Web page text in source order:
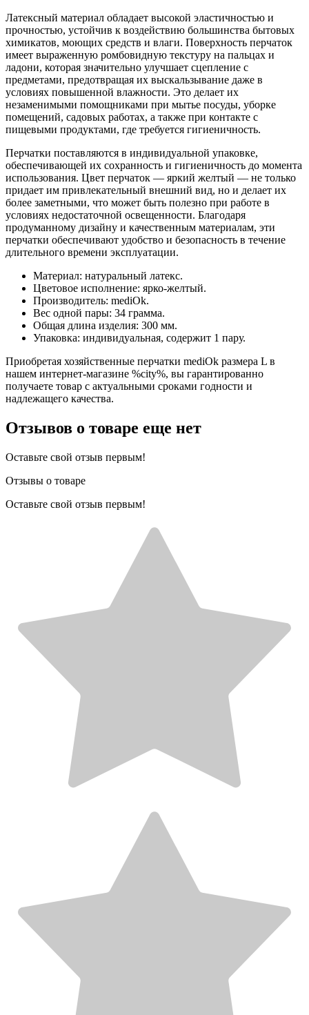
Латексный материал обладает высокой эластичностью и
прочностью, устойчив к воздействию большинства бытовых
химикатов, моющих средств и влаги. Поверхность перчаток
имеет выраженную ромбовидную текстуру на пальцах и
ладони, которая значительно улучшает сцепление с
предметами, предотвращая их выскальзывание даже в
условиях повышенной влажности. Это делает их
незаменимыми помощниками при мытье посуды, уборке
помещений, садовых работах, а также при контакте с
пищевыми продуктами, где требуется гигиеничность.
Перчатки поставляются в индивидуальной упаковке,
обеспечивающей их сохранность и гигиеничность до момента
использования. Цвет перчаток — яркий желтый — не только
придает им привлекательный внешний вид, но и делает их
более заметными, что может быть полезно при работе в
условиях недостаточной освещенности. Благодаря
продуманному дизайну и качественным материалам, эти
перчатки обеспечивают удобство и безопасность в течение
длительного времени эксплуатации.
Материал: натуральный латекс.
Цветовое исполнение: ярко-желтый.
Производитель: mediOk.
Вес одной пары: 34 грамма.
Общая длина изделия: 300 мм.
Упаковка: индивидуальная, содержит 1 пару.
Приобретая хозяйственные перчатки mediOk размера L в
нашем интернет-магазине %city%, вы гарантированно
получаете товар с актуальными сроками годности и
надлежащего качества.
Отзывов о товаре еще нет
Оставьте свой отзыв первым!
Отзывы о товаре
Оставьте свой отзыв первым!